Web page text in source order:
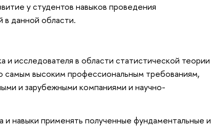
у студентов навыков проведения
в данной области.
и исследователя в области статистической теории
самым высоким профессиональным требованиям,
и зарубежными компаниями и научно-
и навыки применять полученные фундаментальные и